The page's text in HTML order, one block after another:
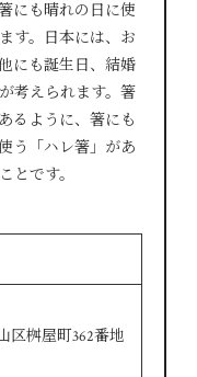
にも晴れの日に使
す。日本には、お
にも誕生日、結婚
考えられます。箸
るように、箸にも
う「ハレ箸」があ
とです。
区桝屋町362番地